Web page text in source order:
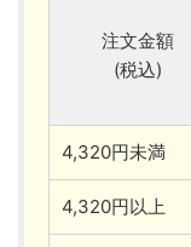
注文金額
(税込)
4,320円未満
4,320円以上